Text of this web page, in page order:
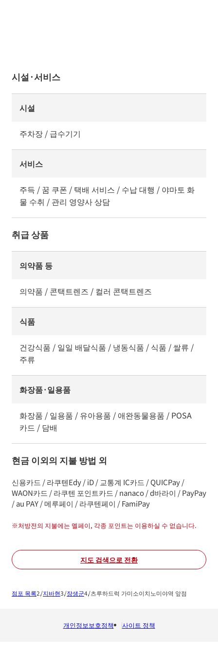
시설·서비스
시설
주차장 / 급수기기
서비스
주득 / 꿈 쿠폰 / 택배 서비스 / 수납 대행 / 야마토 화
물 수취 / 관리 영양사 상담
취급 상품
의약품 등
의약품 / 콘택트렌즈 / 컬러 콘택트렌즈
식품
건강식품 / 일일 배달식품 / 냉동식품 / 식품 / 쌀류 /
주류
화장품·일용품
화장품 / 일용품 / 유아용품 / 애완동물용품 / POSA
카드 / 담배
현금 이외의 지불 방법 외
신용카드 / 라쿠텐Edy / iD / 교통계 IC카드 / QUICPay /
WAON카드 / 라쿠텐 포인트카드 / nanaco / d바라이 / PayPay
/ au PAY / 메루페이 / 라쿠텐페이 / FamiPay
※처방전의 지불에는 멜페이, 각종 포인트는 이용하실 수 없습니다.
지도 검색으로 전환
점포 목록 지바현 장생군 츠루하드럭 가미소이치노미야역 앞점
개인정보보호정책 사이트 정책